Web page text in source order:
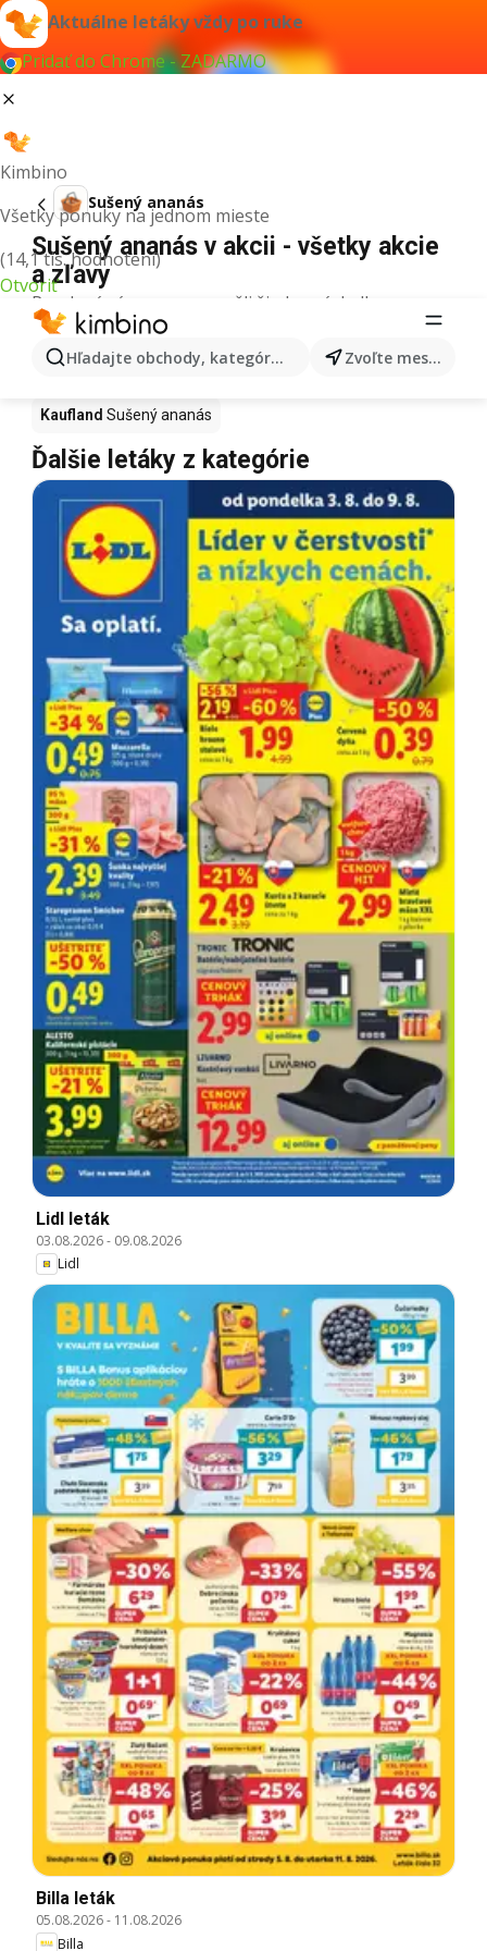
Aktuálne letáky vždy po ruke
Pridať do Chrome - ZADARMO
Kimbino
Všetky ponuky na jednom mieste
(14,1 tis. hodnotení)
Otvoriť
Hľadajte obchody, kategórie, produkty... Zvoľte mesto
Sušený ananás
Sušený ananás v akcii - všetky akcie
a zľavy
Pre daný výraz sme nenašli žiadne výsledky.
Sušený ananás v akcii - Kde kúpiť?
Tesco Sušený ananás LidlSušený ananás
Kaufland Sušený ananás
Ďalšie letáky z kategórie
Lidl leták
03.08.2026- 09.08.2026
Lidl
Billa leták
05.08.2026- 11.08.2026
Billa